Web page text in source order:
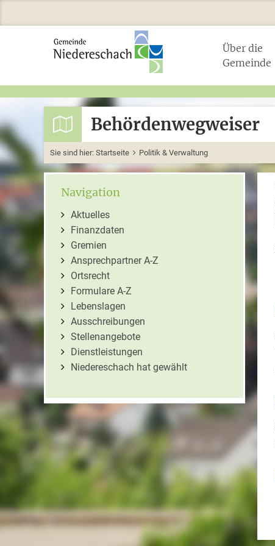
Über die
Gemeinde
Behördenwegweiser
Sie sind hier: Startseite Politik & Verwaltung
Navigation
Aktuelles
Finanzdaten
Gremien
Ansprechpartner A-Z
Ortsrecht
Formulare A-Z
Lebenslagen
Ausschreibungen
Stellenangebote
Dienstleistungen
Niedereschach hat gewählt